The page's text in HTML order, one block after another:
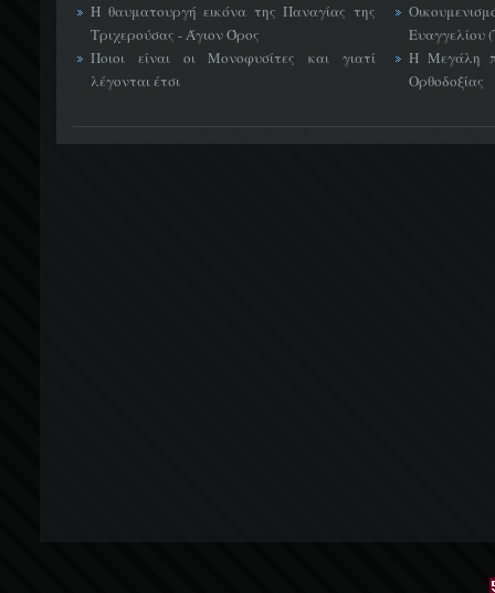
Η θαυματουργή εικόνα της Παναγίας της
Τριχερούσας - Άγιον Όρος
Ποιοι είναι οι Μονοφυσίτες και γιατί
λέγονται έτσι
Ευαγγελίου
Η Μεγάλη
Ορθοδοξίας